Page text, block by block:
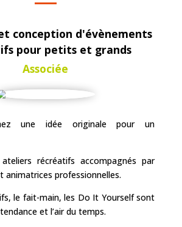
conception d'évènements
pour petits et grands
Associée
une idée originale pour un
récréatifs accompagnés par
animatrices professionnelles.
le fait-main, les Do It Yourself sont
et l’air du temps.